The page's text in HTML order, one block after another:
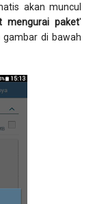
akan muncul
mengurai paket'
di bawah